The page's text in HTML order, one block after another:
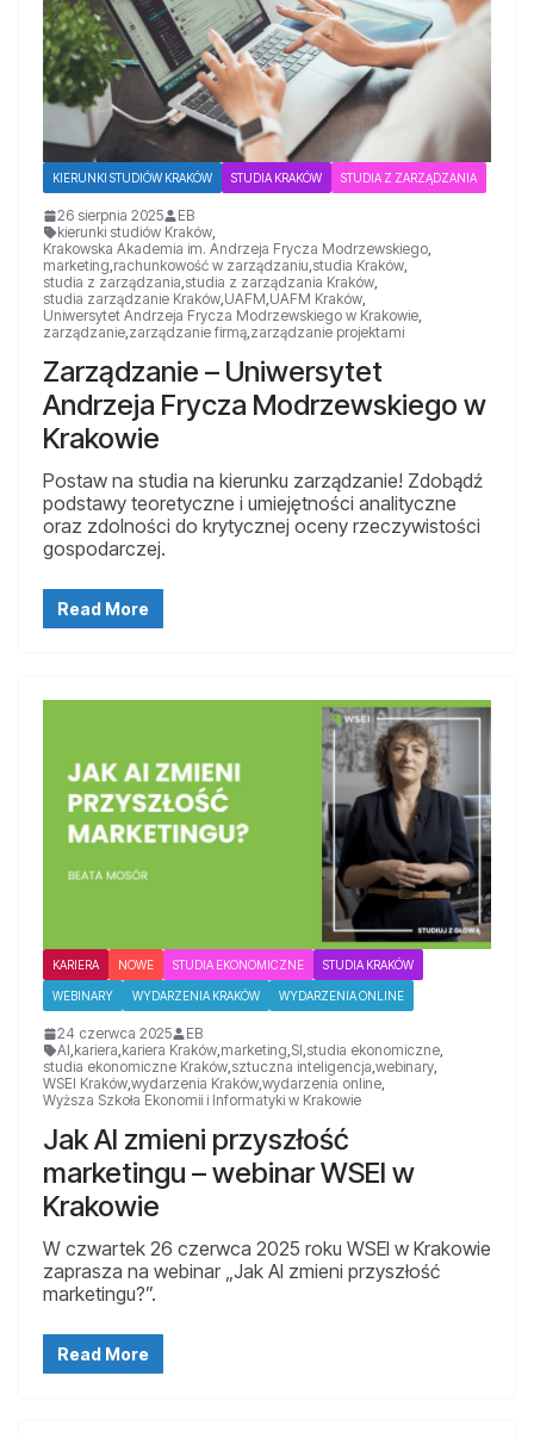
KIERUNKI STUDIÓW KRAKÓW STUDIA KRAKÓW STUDIA Z ZARZĄDZANIA
26 sierpnia 2025
EB
kierunki studiów Kraków,
Krakowska Akademia im. Andrzeja Frycza Modrzewskiego,
marketing,rachunkowość w zarządzaniu,studia Kraków,
studia z zarządzania,studia z zarządzania Kraków,
studia zarządzanie Kraków,UAFM,UAFM Kraków,
Uniwersytet Andrzeja Frycza Modrzewskiego w Krakowie,
zarządzanie,zarządzanie firmą,zarządzanie projektami
Zarządzanie – Uniwersytet
Andrzeja Frycza Modrzewskiego w
Krakowie
Postaw na studia na kierunku zarządzanie! Zdobądź
podstawy teoretyczne i umiejętności analityczne
oraz zdolności do krytycznej oceny rzeczywistości
gospodarczej.
Read More
KARIERA NOWE STUDIA EKONOMICZNE STUDIA KRAKÓW
WEBINARY WYDARZENIA KRAKÓW WYDARZENIA ONLINE
24 czerwca 2025
EB
AI,kariera,kariera Kraków,marketing,SI,studia ekonomiczne,
studia ekonomiczne Kraków,sztuczna inteligencja,webinary,
WSEI Kraków,wydarzenia Kraków,wydarzenia online,
Wyższa Szkoła Ekonomii i Informatyki w Krakowie
Jak AI zmieni przyszłość
marketingu – webinar WSEI w
Krakowie
W czwartek 26 czerwca 2025 roku WSEI w Krakowie
zaprasza na webinar „Jak AI zmieni przyszłość
marketingu?”.
Read More